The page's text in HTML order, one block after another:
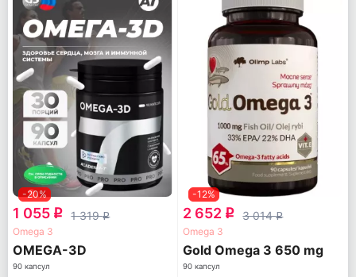
-20%
1 055 q 1 319q
Omega 3
OMEGA-3D
90 капсул
-12%
2 652 q 3 014q
Omega 3
Gold Omega 3 650 mg
90 капсул